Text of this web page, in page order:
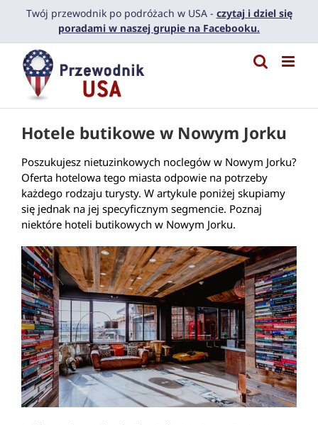
PrzejdźTwój przewodnik po podróżach w USA - czytaj i dziel się
poradami w naszej grupie na Facebooku.
Hotele butikowe w Nowym Jorku
Poszukujesz nietuzinkowych noclegów w Nowym Jorku?
Oferta hotelowa tego miasta odpowie na potrzeby
każdego rodzaju turysty. W artykule poniżej skupiamy
się jednak na jej specyficznym segmencie. Poznaj
niektóre hoteli butikowych w Nowym Jorku.